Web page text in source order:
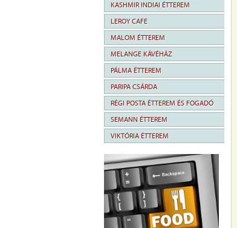
KASHMIR INDIAI ÉTTEREM
LEROY CAFE
MALOM ÉTTEREM
MELANGE KÁVÉHÁZ
PÁLMA ÉTTEREM
PARIPA CSÁRDA
RÉGI POSTA ÉTTEREM ÉS FOGADÓ
SEMANN ÉTTEREM
VIKTÓRIA ÉTTEREM